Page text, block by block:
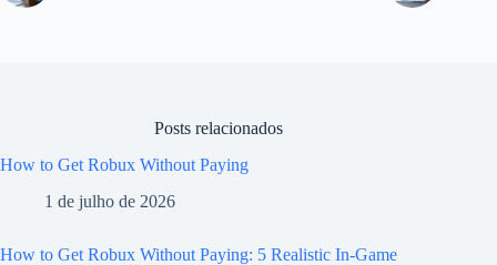
Posts relacionados
How to Get Robux Without Paying
1 de julho de 2026
How to Get Robux Without Paying: 5 Realistic In-Game